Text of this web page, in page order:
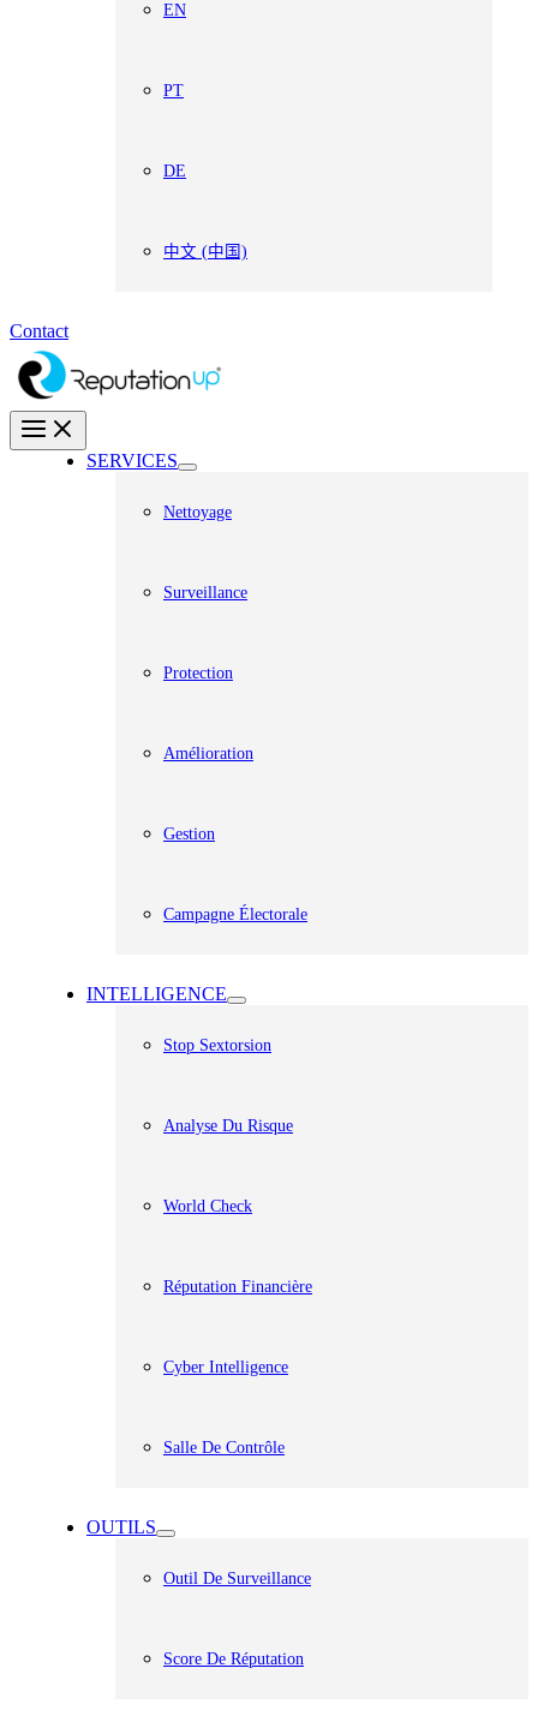
EN
PT
DE
中文 (中国)
Contact
SERVICES
Nettoyage
Surveillance
Protection
Amélioration
Gestion
Campagne Électorale
INTELLIGENCE
Stop Sextorsion
Analyse Du Risque
World Check
Réputation Financière
Cyber Intelligence
Salle De Contrôle
OUTILS
Outil De Surveillance
Score De Réputation